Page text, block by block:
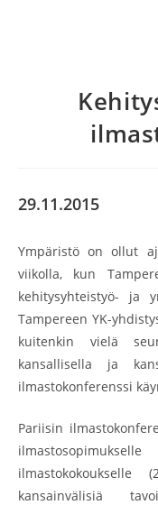
29.11.2015
Ympäristö on ollut
viikolla, kun
kehitysyhteistyö- ja
Tampereen YK-
kuitenkin vielä
kansallisella ja
ilmastokonferenssi
Pariisin
kansainvälisiä